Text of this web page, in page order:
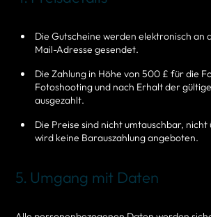
Die Gutscheine werden elektronisch an
Mail-Adresse gesendet.
Die Zahlung in Höhe von 500 £ für die
Fotoshooting und nach Erhalt der
ausgezahlt.
Die Preise sind nicht umtauschbar,
wird keine Barauszahlung angeboten.
5. Umgang mit Daten